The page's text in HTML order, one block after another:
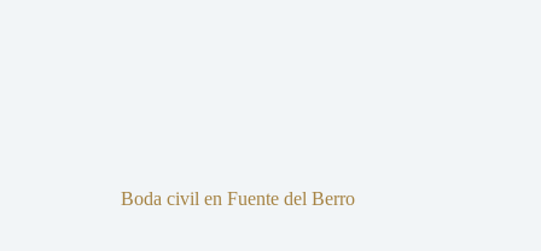
Boda civil en Fuente del Berro